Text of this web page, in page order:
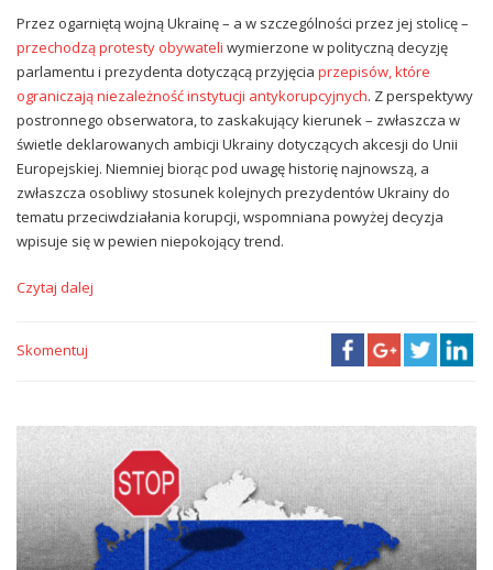
Przez ogarniętą wojną Ukrainę – a w szczególności przez jej stolicę –
przechodzą protesty obywateli wymierzone w polityczną decyzję
parlamentu i prezydenta dotyczącą przyjęcia przepisów, które
ograniczają niezależność instytucji antykorupcyjnych. Z perspektywy
postronnego obserwatora, to zaskakujący kierunek – zwłaszcza w
świetle deklarowanych ambicji Ukrainy dotyczących akcesji do Unii
Europejskiej. Niemniej biorąc pod uwagę historię najnowszą, a
zwłaszcza osobliwy stosunek kolejnych prezydentów Ukrainy do
tematu przeciwdziałania korupcji, wspomniana powyżej decyzja
wpisuje się w pewien niepokojący trend.
Czytaj dalej
Skomentuj